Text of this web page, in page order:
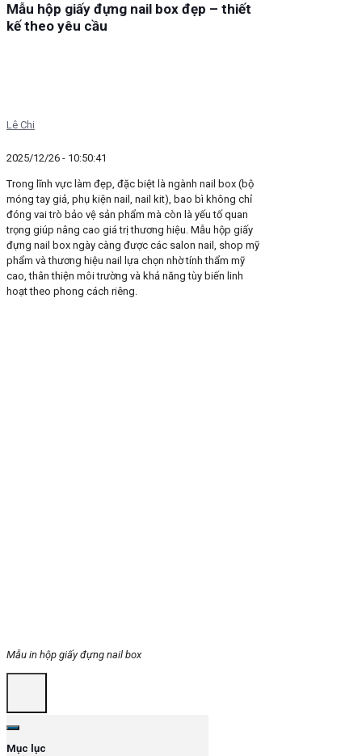
Mẫu hộp giấy đựng nail box đẹp – thiết
kế theo yêu cầu
Lê Chi
2025/12/26 - 10:50:41
Trong lĩnh vực làm đẹp, đặc biệt là ngành nail box (bộ
móng tay giả, phụ kiện nail, nail kit), bao bì không chỉ
đóng vai trò bảo vệ sản phẩm mà còn là yếu tố quan
trọng giúp nâng cao giá trị thương hiệu. Mẫu hộp giấy
đựng nail box ngày càng được các salon nail, shop mỹ
phẩm và thương hiệu nail lựa chọn nhờ tính thẩm mỹ
cao, thân thiện môi trường và khả năng tùy biến linh
hoạt theo phong cách riêng.
Mẫu in hộp giấy đựng nail box
Mục lục